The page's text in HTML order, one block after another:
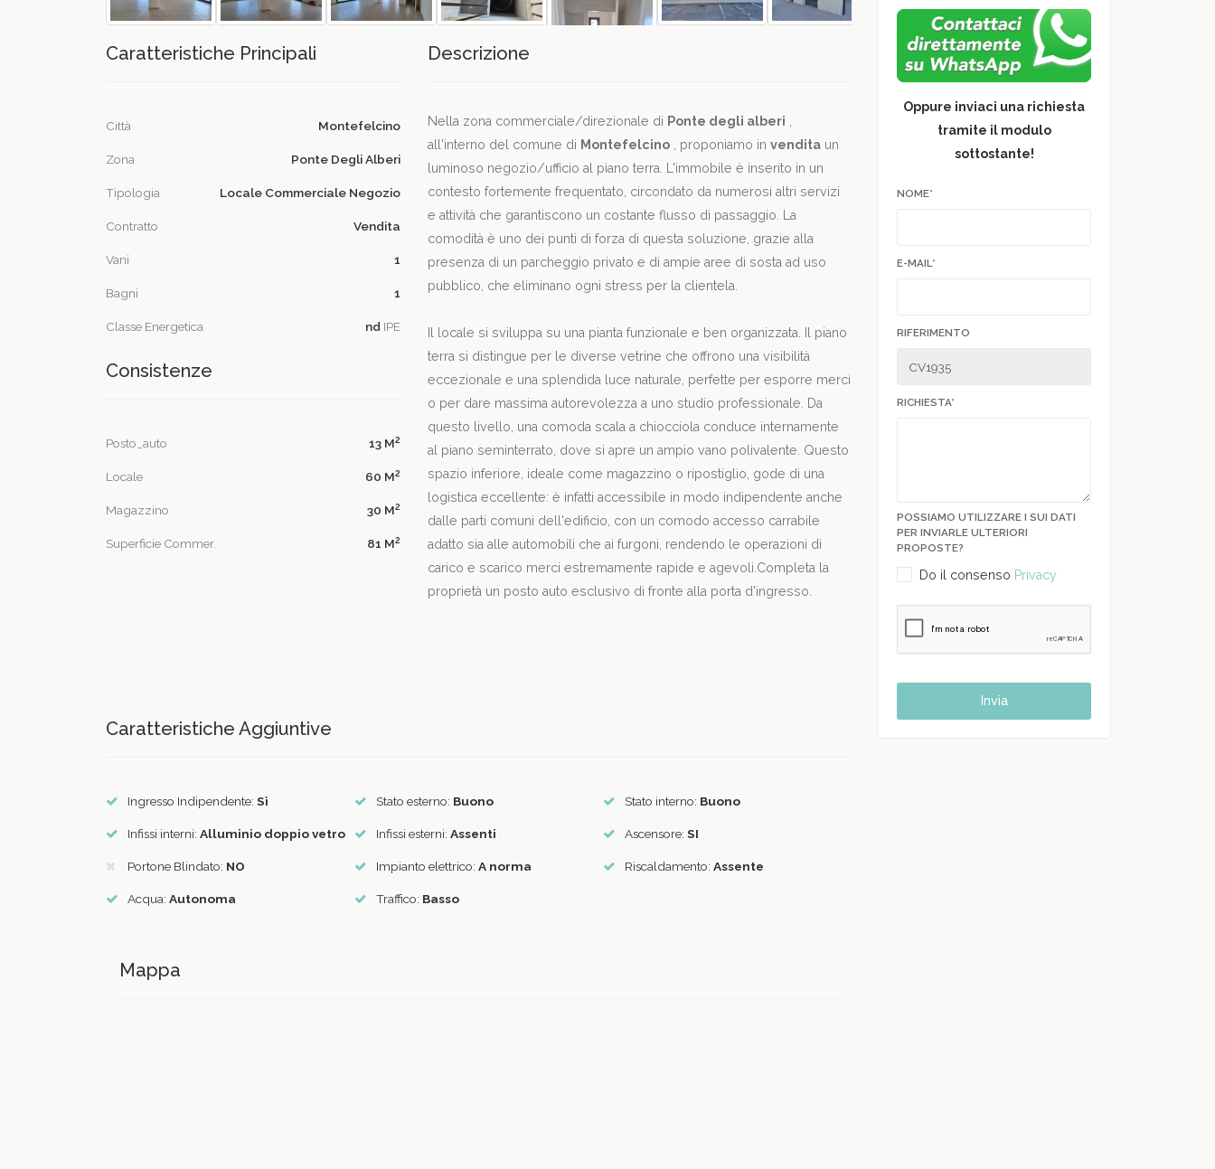
Caratteristiche Principali
Città Montefelcino
Zona Ponte Degli Alberi
Tipologia Locale Commerciale Negozio
Contratto Vendita
Vani 1
Bagni 1
Classe Energetica nd IPE
Consistenze
Posto_auto 13 M2
Locale 60 M2
Magazzino 30 M2
Superficie Commer. 81 M2
Descrizione
Nella zona commerciale/direzionale di Ponte degli alberi
all'interno del comune di Montefelcino , proponiamo invendita un
luminoso negozio/ufficio al piano terra. L'immobile è inserito in un
contesto fortemente frequentato, circondato da numerosi altri servizi
e attività che garantiscono un costante flusso di passaggio. La
comodità è uno dei punti di forza di questa soluzione, grazie alla
presenza di un parcheggio privato e di ampie aree di sosta ad uso
pubblico, che eliminano ogni stress per la clientela.
Il locale si sviluppa su una pianta funzionale e ben organizzata. Il piano
terra si distingue per le diverse vetrine che offrono una visibilità
eccezionale e una splendida luce naturale, perfette per esporre merci
o per dare massima autorevolezza a uno studio professionale. Da
questo livello, una comoda scala a chiocciola conduce internamente
al piano seminterrato, dove si apre un ampio vano polivalente. Questo
spazio inferiore, ideale come magazzino o ripostiglio, gode di una
logistica eccellente: è infatti accessibile in modo indipendente anche
dalle parti comuni dell'edificio, con un comodo accesso carrabile
adatto sia alle automobili che ai furgoni, rendendo le operazioni di
carico e scarico merci estremamente rapide e agevoli.Completa la
proprietà un posto auto esclusivo di fronte alla porta d'ingresso.
Caratteristiche Aggiuntive
Ingresso Indipendente: Sì Stato esterno: Buono Stato interno: Buono
Infissi interni: Alluminio doppio vetro Infissi esterni: Assenti Ascensore: SI
Portone Blindato: NO Impianto elettrico: A norma Riscaldamento: Assente
Acqua: Autonoma Traffico: Basso
Mappa
Oppure inviaci una richiesta
tramite il modulo
sottostante!
NOME*
E-MAIL*
RIFERIMENTO
RICHIESTA*
POSSIAMO UTILIZZARE I SUI DATI
PER INVIARLE ULTERIORI
PROPOSTE?
Do il consenso Privacy
Invia